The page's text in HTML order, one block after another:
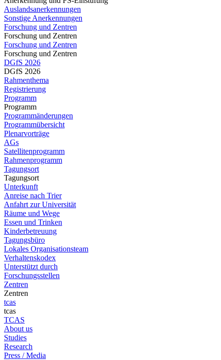
Auslandsanerkennungen
Sonstige Anerkennungen
Forschung und Zentren
Forschung und Zentren
Forschung und Zentren
Forschung und Zentren
DGfS 2026
DGfS 2026
Rahmenthema
Registrierung
Programm
Programm
Programmänderungen
Programmübersicht
Plenarvorträge
AGs
Satellitenprogramm
Rahmenprogramm
Tagungsort
Tagungsort
Unterkunft
Anreise nach Trier
Anfahrt zur Universität
Räume und Wege
Essen und Trinken
Kinderbetreuung
Tagungsbüro
Lokales Organisationsteam
Verhaltenskodex
Unterstützt durch
Forschungsstellen
Zentren
Zentren
tcas
tcas
TCAS
About us
Studies
Research
Press / Media